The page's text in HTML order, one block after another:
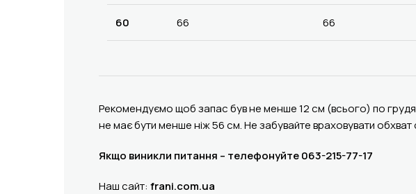
60 66 66
Рекомендуємо щоб запас був не менше 12 см (всього) по
не має бути менше ніж 56 см. Не забувайте враховувати обхват
Якщо виникли питання – телефонуйте 063-215-77-17
Наш сайт: frani.com.ua